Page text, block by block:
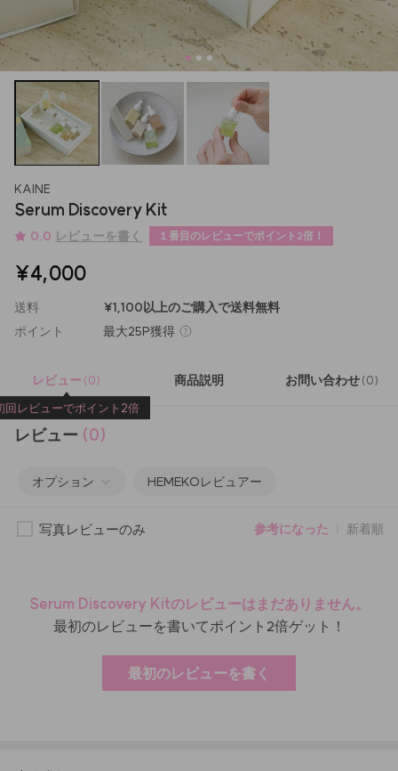
KAINE
Serum Discovery Kit
0.0 レビューを書く １番目のレビューでポイント2倍！
¥4,000
送料
¥1,100以上のご購入で送料無料
ポイント
最大25P獲得
レビュー (0)
回レビューでポイント2倍
商品説明 お問い合わせ(0)
レビュー (0)
オプション HEMEKOレビュアー
写真レビューのみ 参考になった 新着順
Serum Discovery Kitのレビューはまだありません。
最初のレビューを書いてポイント2倍ゲット！
最初のレビューを書く